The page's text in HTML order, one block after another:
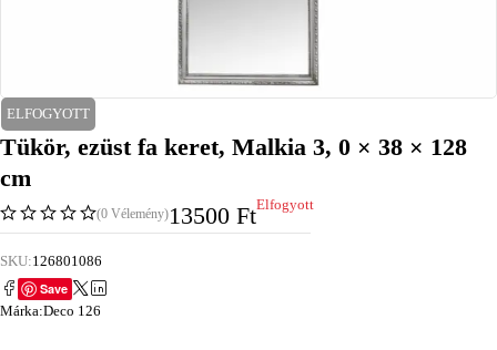
ELFOGYOTT
Tükör, ezüst fa keret, Malkia 3, 0 × 38 × 128
cm
(0 Vélemény)13500 FtElfogyott
SKU:126801086
Save
Márka:Deco 126